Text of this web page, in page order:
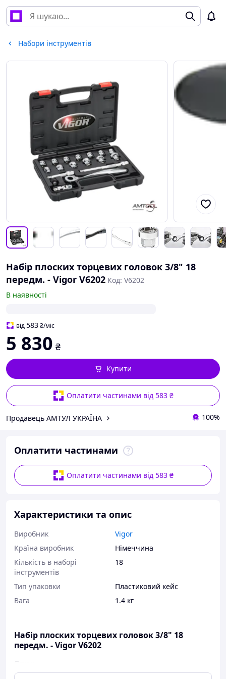
Набори інструментів
Набір плоских торцевих головок 3/8" 18
передм. - Vigor V6202 Код: V6202
В наявності
від583₴/міс
5 830 ₴
Оплатити частинами від 583 ₴
Купити
Продавець АМТУЛ УКРАЇНА 100%
Оплатити частинами
Оплатити частинами від 583 ₴
Характеристики та опис
Виробник
Vigor
Країна виробник
Німеччина
Кількість в наборі
інструментів
18
Тип упаковки
Пластиковий кейс
Вага
1.4 кг
Набір плоских торцевих головок 3/8" 18
передм. - Vigor V6202
Опис: